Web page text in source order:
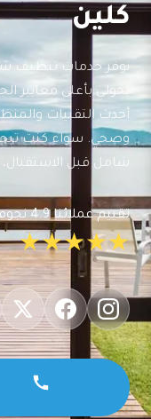
كلين
نوفر خدمات تنظيف
بحولي بأعلى معايير
أحدث التقنيات
وصحي. سواء كنت
شامل قبل
تقييم عملائنا 4.9 نجوم مع Google
★★★★★